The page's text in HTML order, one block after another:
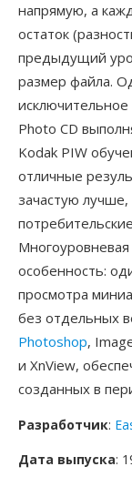
напрямую, а
остаток
предыдущий
размер файла.
исключительное
Photo CD
Kodak PIW
отличные
зачастую
особенность:
просмотра
без отдельных
Photoshop,
и XnView,
созданных в
Разработчик:
Дата выпуска: